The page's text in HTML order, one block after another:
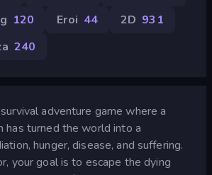
120 Eroi 44 2D 931
240
adventure game where a
has turned the world into a
hunger, disease, and suffering.
your goal is to escape the dying